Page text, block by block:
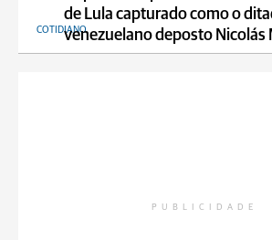
de Lula capturado como o
venezuelano deposto Nicolás
COTIDIANO
PUBLICIDADE